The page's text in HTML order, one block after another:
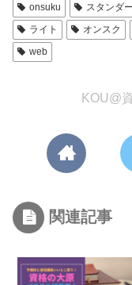
onsuku
スタンダ
ライト
オンスク
web
KOU@
関連記事